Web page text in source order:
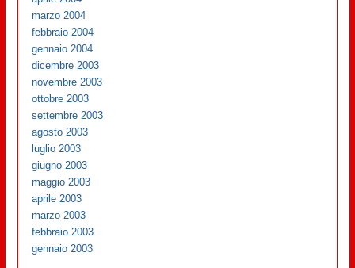
marzo 2004
febbraio 2004
gennaio 2004
dicembre 2003
novembre 2003
ottobre 2003
settembre 2003
agosto 2003
luglio 2003
giugno 2003
maggio 2003
aprile 2003
marzo 2003
febbraio 2003
gennaio 2003